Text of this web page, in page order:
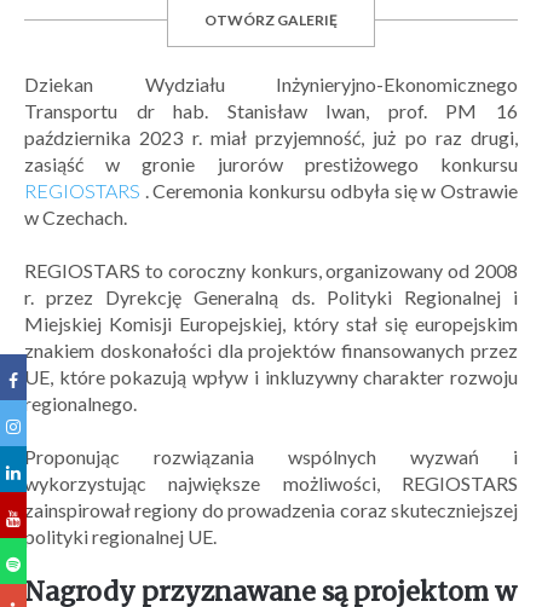
OTWÓRZ GALERIĘ
Dziekan Wydziału Inżynieryjno-Ekonomicznego
Transportu dr hab. Stanisław Iwan, prof. PM 16
października 2023 r. miał przyjemność, już po raz drugi,
zasiąść w gronie jurorów prestiżowego konkursu
REGIOSTARS . Ceremonia konkursu odbyła się w Ostrawie
w Czechach.
REGIOSTARS to coroczny konkurs, organizowany od 2008
r. przez Dyrekcję Generalną ds. Polityki Regionalnej i
Miejskiej Komisji Europejskiej, który stał się europejskim
znakiem doskonałości dla projektów finansowanych przez
UE, które pokazują wpływ i inkluzywny charakter rozwoju
regionalnego.
Proponując rozwiązania wspólnych wyzwań i
wykorzystując największe możliwości, REGIOSTARS
zainspirował regiony do prowadzenia coraz skuteczniejszej
polityki regionalnej UE.
Nagrody przyznawane są projektom w